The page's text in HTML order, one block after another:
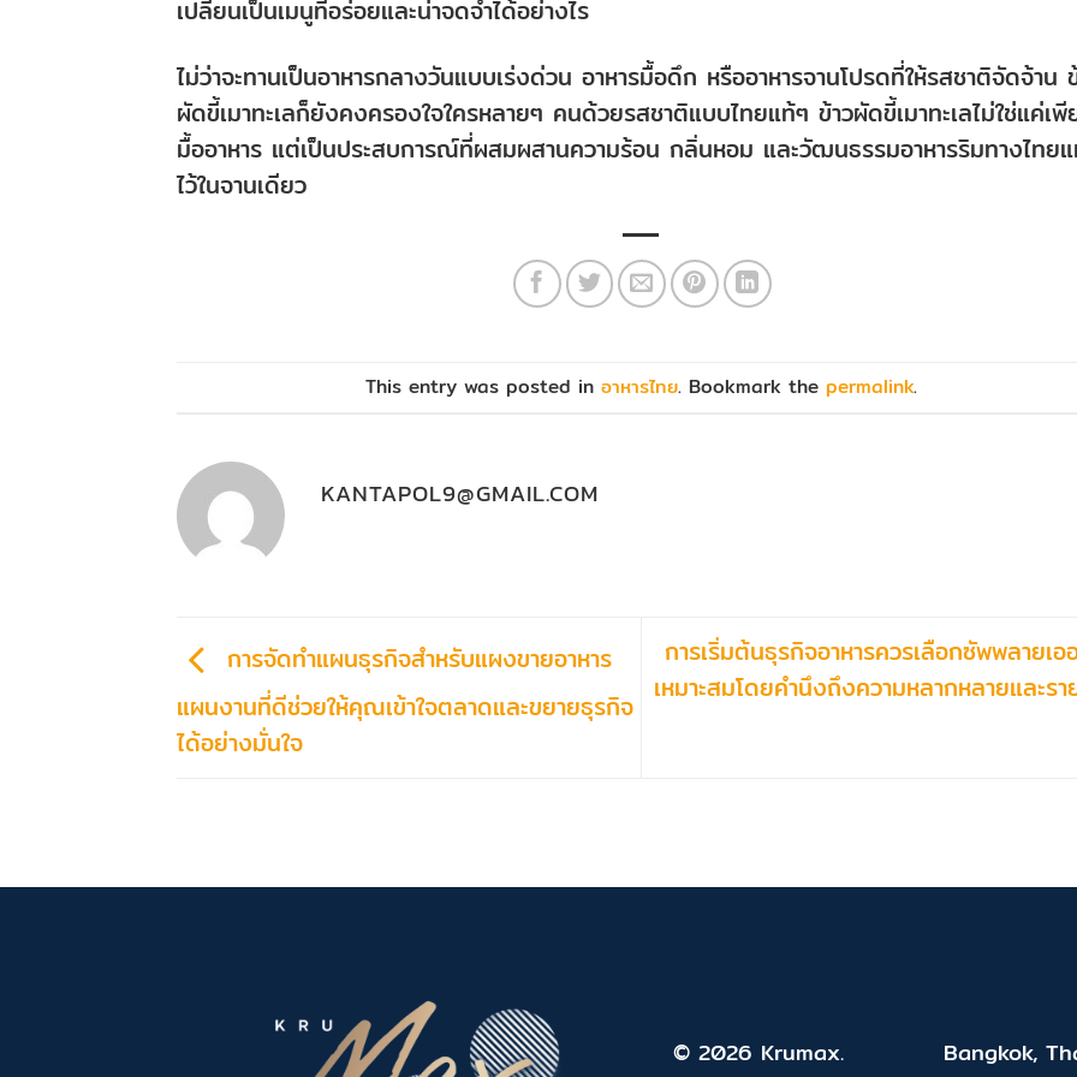
เปลี่ยนเป็นเมนูที่อร่อยและน่าจดจำได้อย่างไร
ไม่ว่าจะทานเป็นอาหารกลางวันแบบเร่งด่วน อาหารมื้อดึก หรืออาหารจานโปรดที่ให้รสชาติจัดจ้าน
ผัดขี้เมาทะเลก็ยังคงครองใจใครหลายๆ คนด้วยรสชาติแบบไทยแท้ๆ ข้าวผัดขี้เมาทะเลไม่ใช่แค่เพี
มื้ออาหาร แต่เป็นประสบการณ์ที่ผสมผสานความร้อน กลิ่นหอม และวัฒนธรรมอาหารริมทางไทย
ไว้ในจานเดียว
This entry was posted in อาหารไทย. Bookmark the permalink.
KANTAPOL9@GMAIL.COM
การจัดทำแผนธุรกิจสำหรับแผงขายอาหาร
แผนงานที่ดีช่วยให้คุณเข้าใจตลาดและขยายธุรกิจ
ได้อย่างมั่นใจ
การเริ่มต้นธุรกิจอาหารควรเลือกซัพพลายเอ
เหมาะสมโดยคำนึงถึงความหลากหลายและรา
© 2026 Krumax. Bangkok,